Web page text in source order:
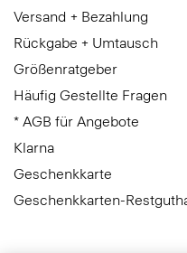
Versand + Bezahlung
Rückgabe + Umtausch
Größenratgeber
Häufig Gestellte Fragen
* AGB für Angebote
Klarna
Geschenkkarte
Geschenkkarten-